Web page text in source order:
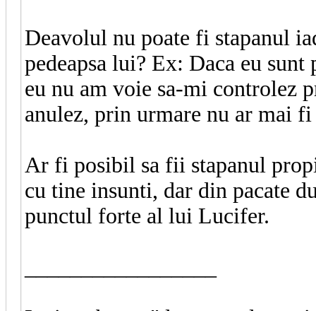
Deavolul nu poate fi stapanul
pedeapsa lui? Ex: Daca eu
eu nu am voie sa-mi controlez
anulez, prin urmare nu ar mai fi
Ar fi posibil sa fii stapanul
cu tine insunti, dar din pacate
punctul forte al lui Lucifer.